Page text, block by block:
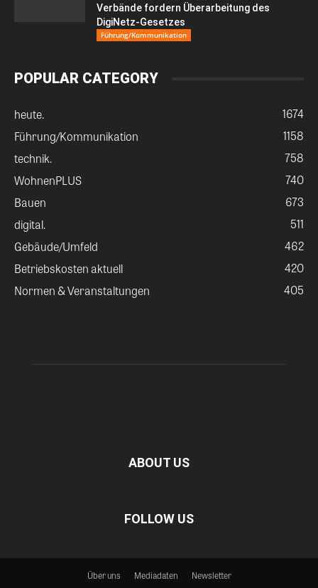
Verbände fordern Überarbeitung des
DigiNetz-Gesetzes
Führung/Kommunikation
POPULAR CATEGORY
heute.
1674
Führung/Kommunikation
1158
technik.
758
WohnenPLUS
740
Bauen
673
digital.
511
Gebäude/Umfeld
462
Betriebskosten aktuell
420
Normen & Veranstaltungen
405
ABOUT US
FOLLOW US
Über uns Mediadaten Newsletter